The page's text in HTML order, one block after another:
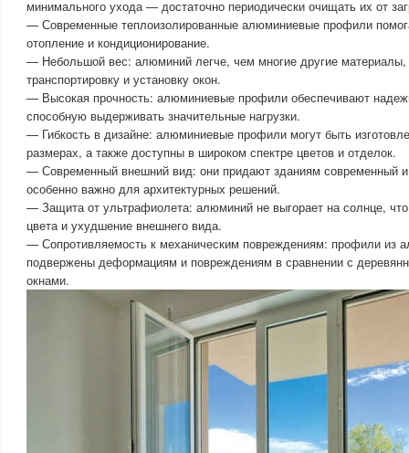
минимального ухода — достаточно периодически очищать их от
— Современные теплоизолированные алюминиевые профили
отопление и кондиционирование.
— Небольшой вес: алюминий легче, чем многие другие материалы,
транспортировку и установку окон.
— Высокая прочность: алюминиевые профили обеспечивают
способную выдерживать значительные нагрузки.
— Гибкость в дизайне: алюминиевые профили могут быть
размерах, а также доступны в широком спектре цветов и отделок.
— Современный внешний вид: они придают зданиям современный
особенно важно для архитектурных решений.
— Защита от ультрафиолета: алюминий не выгорает на солнце,
цвета и ухудшение внешнего вида.
— Сопротивляемость к механическим повреждениям: профили из
подвержены деформациям и повреждениям в сравнении с
окнами.